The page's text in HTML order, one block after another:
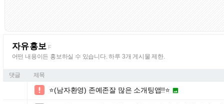
자유홍보 F
어떤 내용이든 홍보하실 수 있습니다. 하루 3개 게시물 제한.
댓글 제목
 ⭐️(남자환영) 존예존잘 많은 소개팅앱!!⭐️ 